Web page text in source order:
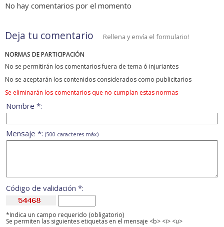
No hay comentarios por el momento
Deja tu comentario Rellena y envía el formulario!
NORMAS DE PARTICIPACIÓN
No se permitirán los comentarios fuera de tema ó injuriantes
No se aceptarán los contenidos considerados como publicitarios
Se eliminarán los comentarios que no cumplan estas normas
Nombre *:
Mensaje *: (500 caracteres máx)
Código de validación *:
*Indica un campo requerido (obligatorio)
Se permiten las siguientes etiquetas en el mensaje <b> <i> <u>